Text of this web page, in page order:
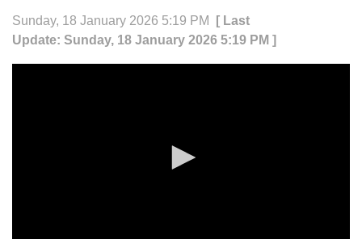
Sunday, 18 January 2026 5:19 PM
[ Last
Update: Sunday, 18 January 2026 5:19 PM ]